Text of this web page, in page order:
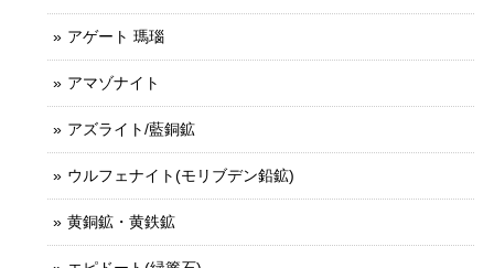
アゲート 瑪瑙
アマゾナイト
アズライト/藍銅鉱
ウルフェナイト(モリブデン鉛鉱)
黄銅鉱・黄鉄鉱